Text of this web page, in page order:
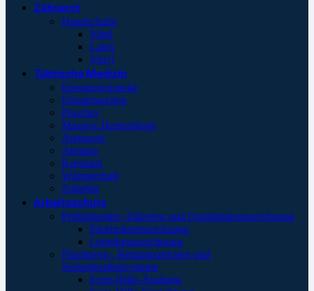
Zahnarzt
Handschuhe
Nitril
Latex
Vinyl
Taktische Medizin
Einsatzrucksäcke
Einsatztaschen
Pouches
Massive Hemorrhage
Atemweg
Atmung
Kreislauf
Wärmeerhalt
Zubehör
Arbeitsschutz
Prüfplaketten, Etiketten und Qualitätskennzeichnung
Elektrokennzeichnung
Leiterkennzeichnung
Fluchtweg-, Rettungszeichen und
Sicherheistleitsysteme
Erste-Hilfe-Aushang